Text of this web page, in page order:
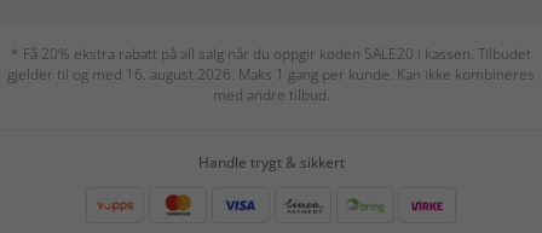
* Få 20% ekstra rabatt på all salg når du oppgir koden SALE20 i kassen. Tilbudet
gjelder til og med 16. august 2026. Maks 1 gang per kunde. Kan ikke kombineres
med andre tilbud.
Handle trygt & sikkert